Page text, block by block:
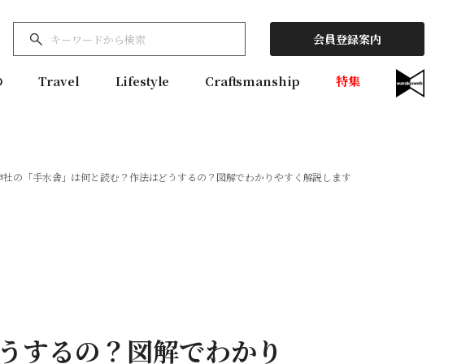
会員登録案内
Travel Lifestyle Craftsmanship 特集
社の「手水舎」は何と読む？作法はどうするの？図解でわかりやすく解説します
するの？図解でわかり